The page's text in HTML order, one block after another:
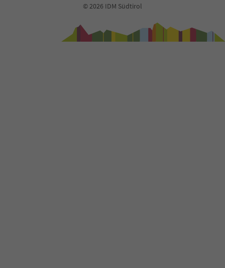
© 2026 IDM Südtirol